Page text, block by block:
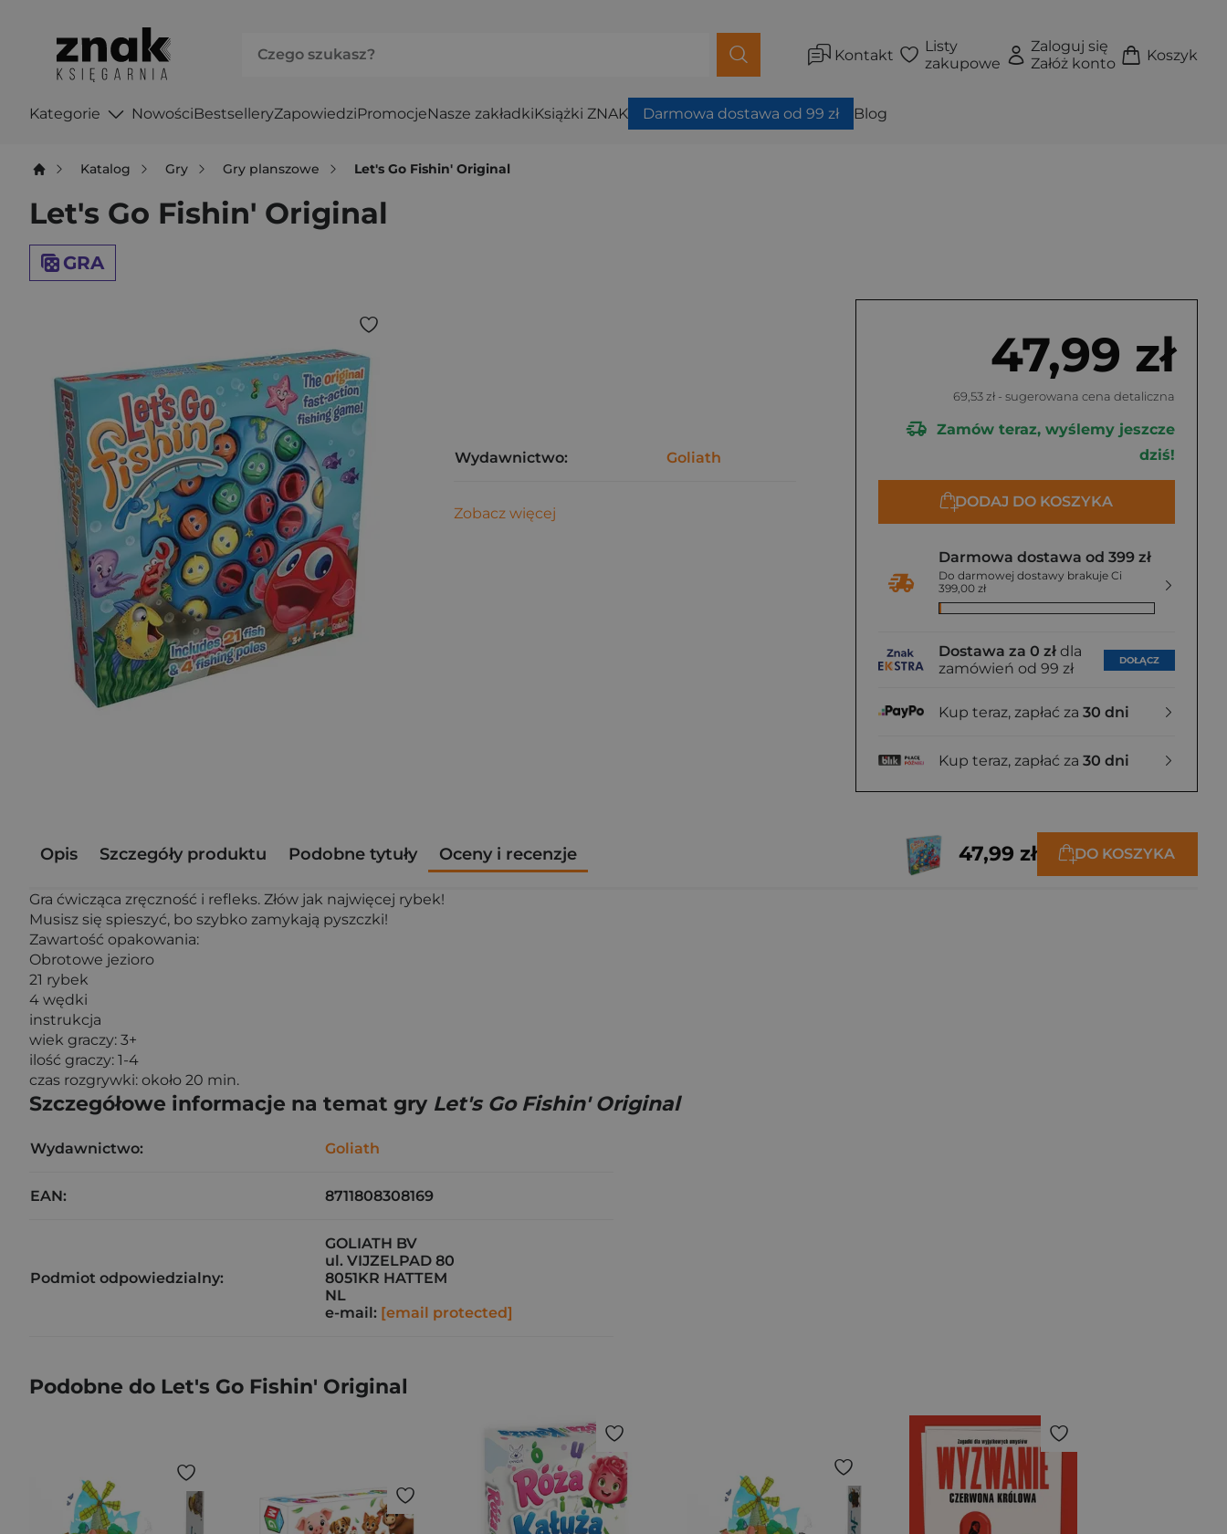
Kontakt
Listy
zakupowe
Zaloguj się
Załóż konto
Koszyk
Kategorie NowościBestselleryZapowiedziPromocjeNasze zakładkiKsiążki ZNAK Darmowa dostawa od 99 zł Blog
Katalog Gry Gry planszowe Let's Go Fishin' Original
Let's Go Fishin' Original
GRA
47,99 zł
69,53 zł - sugerowana cena detaliczna
Zamów teraz, wyślemy jeszcze
dziś!
DODAJ DO KOSZYKA
Darmowa dostawa od 399 zł
Do darmowej dostawy brakuje Ci
399,00 zł
Dostawa za 0 zł dla
zamówień od 99 zł
DOŁĄCZ
Kup teraz, zapłać za 30 dni
Kup teraz, zapłać za 30 dni
Wydawnictwo: Goliath
Zobacz więcej
Opis Szczegóły produktu Podobne tytuły Oceny i recenzje 47,99 zł DO KOSZYKA
Gra ćwicząca zręczność i refleks. Złów jak najwięcej rybek!
Musisz się spieszyć, bo szybko zamykają pyszczki!
Zawartość opakowania:
Obrotowe jezioro
21 rybek
4 wędki
instrukcja
wiek graczy: 3+
ilość graczy: 1-4
czas rozgrywki: około 20 min.
Szczegółowe informacje na temat gry Let's Go Fishin' Original
Wydawnictwo: Goliath
EAN: 8711808308169
Podmiot odpowiedzialny:
GOLIATH BV
ul. VIJZELPAD 80
8051KR HATTEM
NL
e-mail: [email protected]
Podobne do Let's Go Fishin' Original